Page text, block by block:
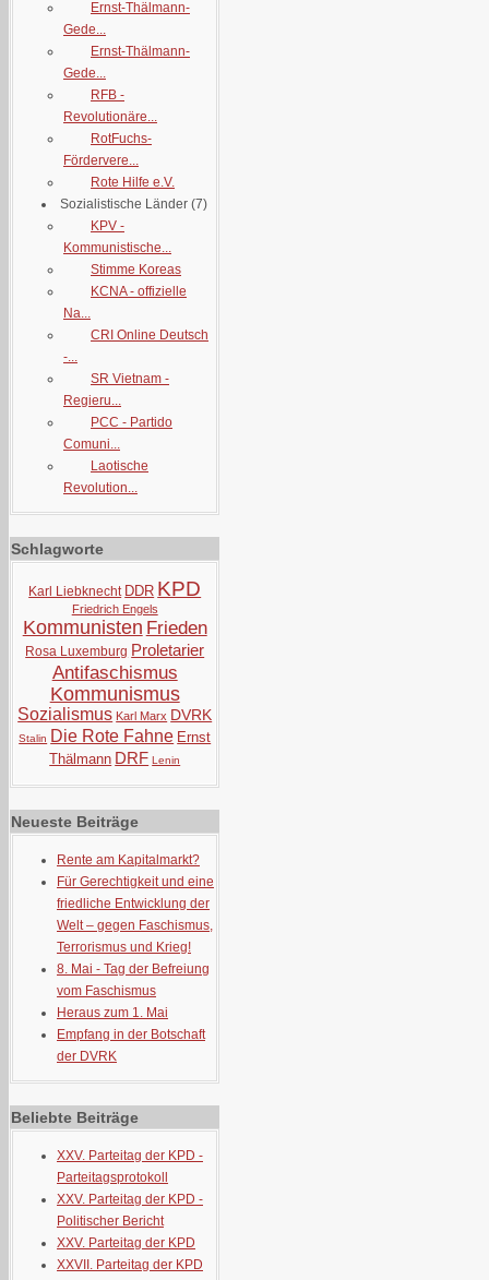
Ernst-Thälmann-
Gede...
Ernst-Thälmann-
Gede...
RFB -
Revolutionäre...
RotFuchs-
Fördervere...
Rote Hilfe e.V.
Sozialistische Länder (7)
KPV -
Kommunistische...
Stimme Koreas
KCNA - offizielle
Na...
CRI Online Deutsch
-...
SR Vietnam -
Regieru...
PCC - Partido
Comuni...
Laotische
Revolution...
Schlagworte
Karl Liebknecht DDR KPD
Friedrich Engels
Kommunisten Frieden
Rosa Luxemburg Proletarier
Antifaschismus
Kommunismus
Sozialismus Karl Marx DVRK
Stalin Die Rote Fahne Ernst
Thälmann DRF Lenin
Neueste Beiträge
Rente am Kapitalmarkt?
Für Gerechtigkeit und eine
friedliche Entwicklung der
Welt – gegen Faschismus,
Terrorismus und Krieg!
8. Mai - Tag der Befreiung
vom Faschismus
Heraus zum 1. Mai
Empfang in der Botschaft
der DVRK
Beliebte Beiträge
XXV. Parteitag der KPD -
Parteitagsprotokoll
XXV. Parteitag der KPD -
Politischer Bericht
XXV. Parteitag der KPD
XXVII. Parteitag der KPD